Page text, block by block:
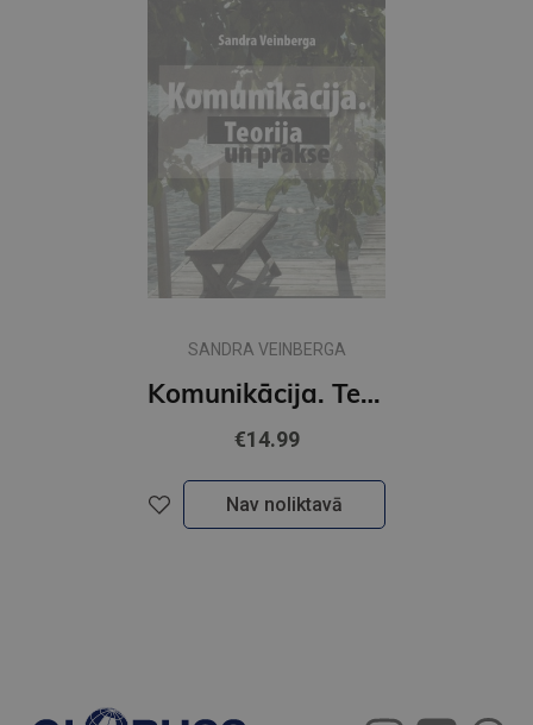
SANDRA VEINBERGA
Komunikācija. Teorija un prakse
€14.99
Nav noliktavā